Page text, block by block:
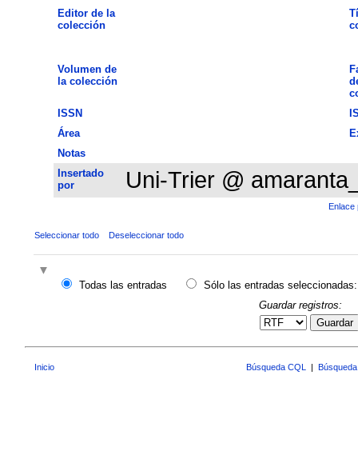
Editor de la
colección
Volumen de
la colección
ISSN
Área
Notas
Insertado
por
Uni-Trier @
Enlace
Seleccionar todo Deseleccionar todo
Todas las entradas
Sólo las entradas seleccionadas:
Guardar registros:
Guardar
Inicio Búsqueda CQL